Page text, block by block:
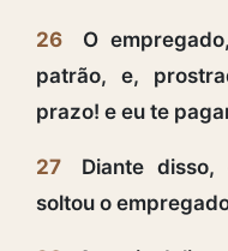
26
O
patrão, e,
prazo! e eu te
27
Diante disso,
soltou o